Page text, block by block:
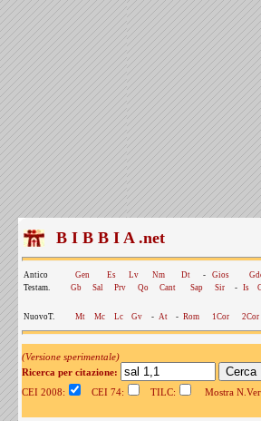
B I B B I A .net
Antico Gen Es Lv Nm Dt - Gios
Testam.
Gb Sal Prv Qo Cant Sap Sir - Is
NuovoT. Mt Mc Lc Gv - At - Rom 1Cor 2Cor
(Versione sperimentale)
Ricerca per citazione:
CEI 2008:
CEI 74: TILC: Mostra